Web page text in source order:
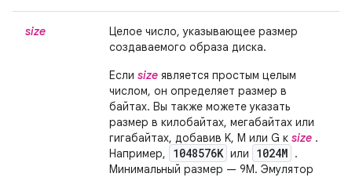
size
Целое число, указывающее размер
создаваемого образа диска.
Если size является простым целым
числом, он определяет размер в
байтах. Вы также можете указать
размер в килобайтах, мегабайтах или
гигабайтах, добавив K, M или G к size .
Например,
1048576K или 1024M .
Минимальный размер — 9М. Эмулятор